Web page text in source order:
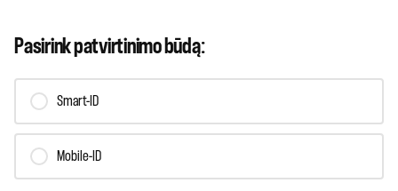
Pasirink patvirtinimo būdą:
Smart-ID
Mobile-ID